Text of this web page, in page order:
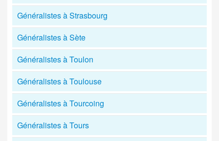
Généralistes à Strasbourg
Généralistes à Sète
Généralistes à Toulon
Généralistes à Toulouse
Généralistes à Tourcoing
Généralistes à Tours